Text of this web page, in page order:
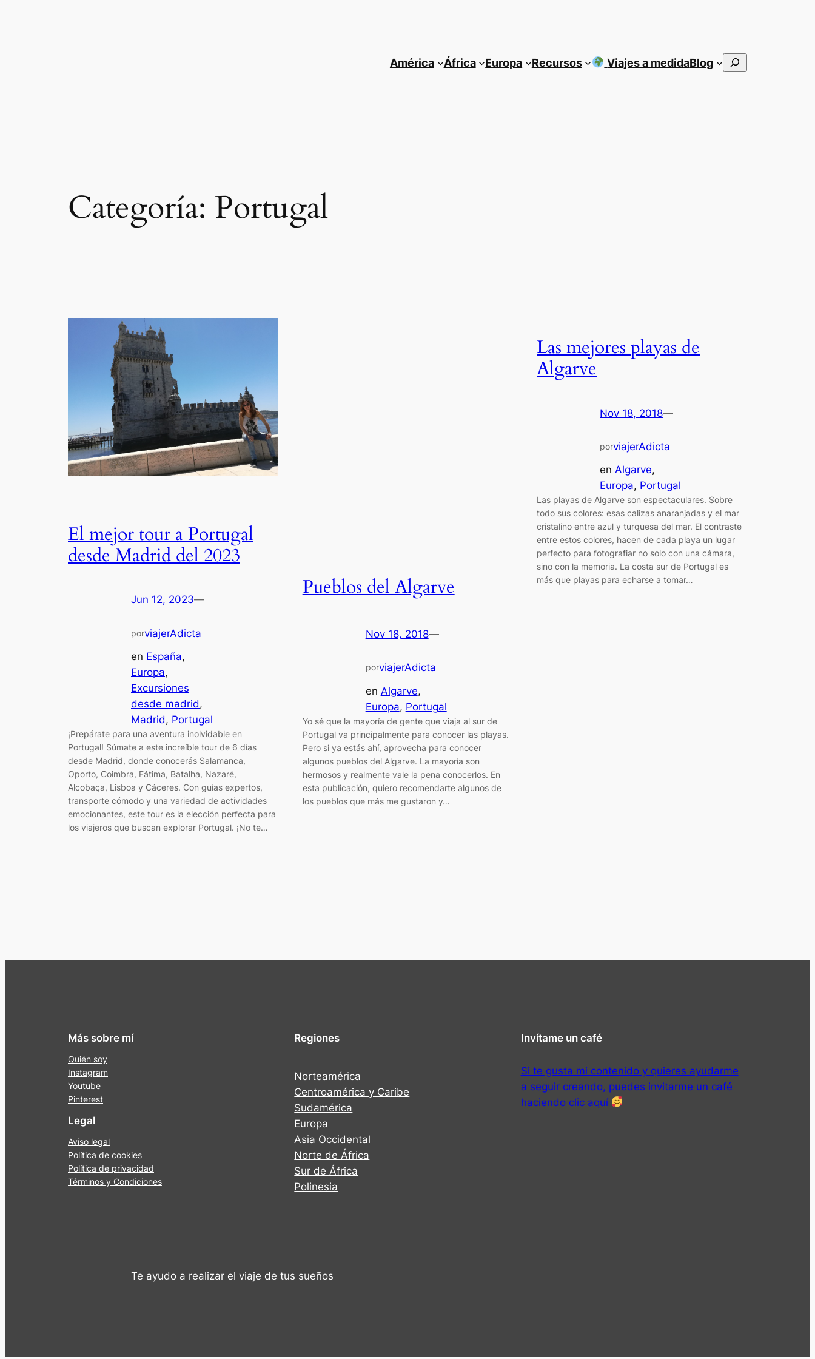
América África Europa Recursos Viajes a medidaBlog Buscar
Categoría: Portugal
El mejor tour a Portugal
desde Madrid del 2023
Jun 12, 2023—
porviajerAdicta
en España
Europa
Excursiones
desde madrid
Madrid, Portugal
¡Prepárate para una aventura inolvidable en
Portugal! Súmate a este increíble tour de 6 días
desde Madrid, donde conocerás Salamanca,
Oporto, Coimbra, Fátima, Batalha, Nazaré,
Alcobaça, Lisboa y Cáceres. Con guías expertos,
transporte cómodo y una variedad de actividades
emocionantes, este tour es la elección perfecta para
los viajeros que buscan explorar Portugal. ¡No te…
Pueblos del Algarve
Nov 18, 2018—
porviajerAdicta
en Algarve
Europa, Portugal
Yo sé que la mayoría de gente que viaja al sur de
Portugal va principalmente para conocer las playas.
Pero si ya estás ahí, aprovecha para conocer
algunos pueblos del Algarve. La mayoría son
hermosos y realmente vale la pena conocerlos. En
esta publicación, quiero recomendarte algunos de
los pueblos que más me gustaron y…
Las mejores playas de
Algarve
Nov 18, 2018—
porviajerAdicta
enAlgarve
Europa, Portugal
Las playas de Algarve son espectaculares. Sobre
todo sus colores: esas calizas anaranjadas y el mar
cristalino entre azul y turquesa del mar. El contraste
entre estos colores, hacen de cada playa un lugar
perfecto para fotografiar no solo con una cámara,
sino con la memoria. La costa sur de Portugal es
más que playas para echarse a tomar…
Más sobre mí
Quién soy
Instagram
Youtube
Pinterest
Legal
Aviso legal
Política de cookies
Política de privacidad
Términos y Condiciones
Regiones
Norteamérica
Centroamérica y Caribe
Sudamérica
Europa
Asia Occidental
Norte de África
Sur de África
Polinesia
Invítame un café
Si te gusta mi contenido y quieres ayudarme
a seguir creando, puedes invitarme un café
haciendo clic aquí
Te ayudo a realizar el viaje de tus sueños